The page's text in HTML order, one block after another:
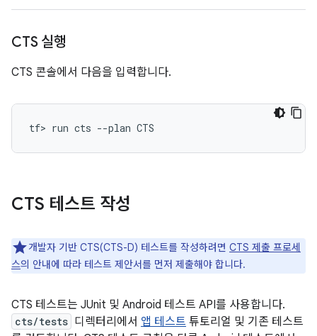
CTS 실행
CTS 콘솔에서 다음을 입력합니다.
CTS 테스트 작성
개발자 기반 CTS(CTS-D) 테스트를 작성하려면 CTS 제출 프로세
스의 안내에 따라 테스트 제안서를 먼저 제출해야 합니다.
CTS 테스트는 JUnit 및 Android 테스트 API를 사용합니다.
cts/tests 디렉터리에서 앱 테스트 튜토리얼 및 기존 테스트